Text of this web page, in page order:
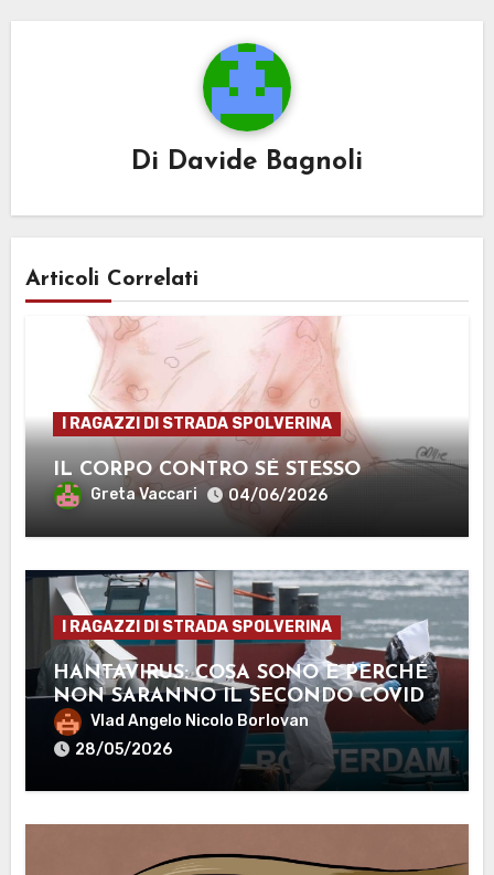
Di Davide Bagnoli
Articoli Correlati
I RAGAZZI DI STRADA SPOLVERINA
IL CORPO CONTRO SÉ STESSO
Greta Vaccari 04/06/2026
I RAGAZZI DI STRADA SPOLVERINA
HANTAVIRUS: COSA SONO E PERCHÉ
NON SARANNO IL SECONDO COVID-
19
Vlad Angelo Nicolo Borlovan
28/05/2026